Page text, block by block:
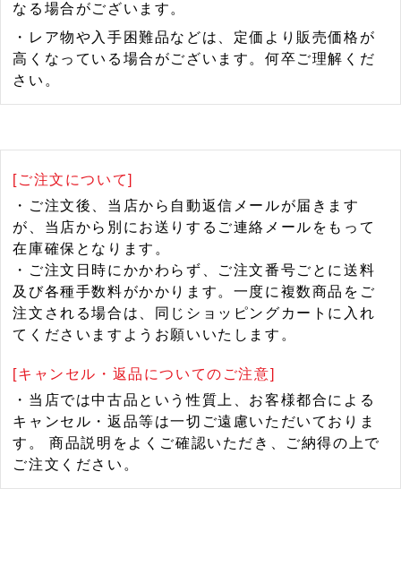
なる場合がございます。
・レア物や入手困難品などは、定価より販売価格が
高くなっている場合がございます。何卒ご理解くだ
さい。
[ご注文について]
・ご注文後、当店から自動返信メールが届きます
が、当店から別にお送りするご連絡メールをもって
在庫確保となります。
・ご注文日時にかかわらず、ご注文番号ごとに送料
及び各種手数料がかかります。一度に複数商品をご
注文される場合は、同じショッピングカートに入れ
てくださいますようお願いいたします。
[キャンセル・返品についてのご注意]
・当店では中古品という性質上、お客様都合による
キャンセル・返品等は一切ご遠慮いただいておりま
す。 商品説明をよくご確認いただき、ご納得の上で
ご注文ください。